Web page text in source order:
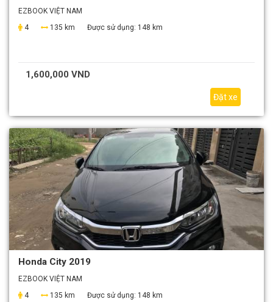
EZBOOK VIỆT NAM
4
135 km Được sử dụng: 148 km
1,600,000 VND
Đặt xe
Honda City 2019
EZBOOK VIỆT NAM
4
135 km Được sử dụng: 148 km